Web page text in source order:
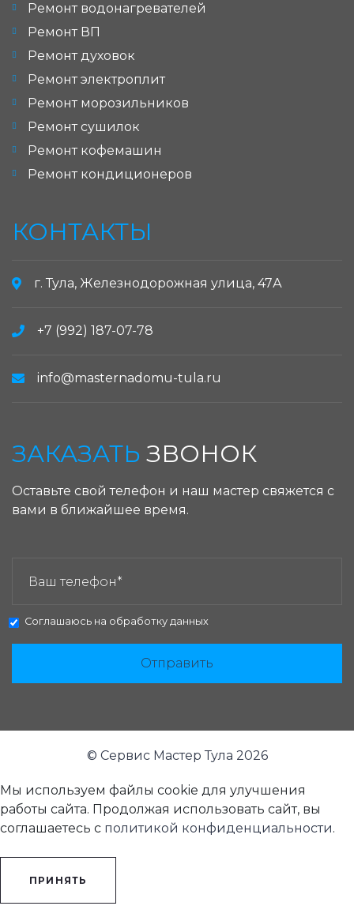
Ремонт водонагревателей
Ремонт ВП
Ремонт духовок
Ремонт электроплит
Ремонт морозильников
Ремонт сушилок
Ремонт кофемашин
Ремонт кондиционеров
КОНТАКТЫ
г. Тула, Железнодорожная улица, 47А
+7 (992) 187-07-78
info@masternadomu-tula.ru
ЗАКАЗАТЬ ЗВОНОК
Оставьте свой телефон и наш мастер свяжется с
вами в ближайшее время.
Соглашаюсь на обработку данных
Отправить
© Сервис Мастер Тула 2026
Мы используем файлы cookie для улучшения
работы сайта. Продолжая использовать сайт, вы
соглашаетесь с политикой конфиденциальности.
ПРИНЯТЬ